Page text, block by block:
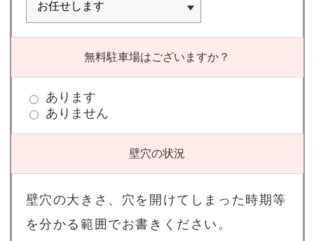
無料駐車場はございますか？
あります
ありません
壁穴の状況
壁穴の大きさ、穴を開けてしまった時期等
を分かる範囲でお書きください。